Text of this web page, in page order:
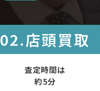
02.店頭買取
査定時間は
約5分